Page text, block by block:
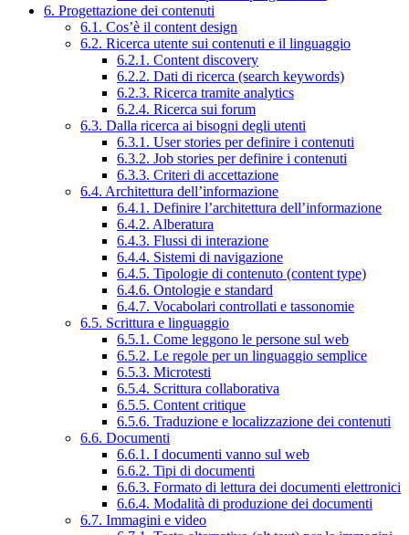
6. Progettazione dei contenuti
6.1. Cos’è il content design
6.2. Ricerca utente sui contenuti e il linguaggio
6.2.1. Content discovery
6.2.2. Dati di ricerca (search keywords)
6.2.3. Ricerca tramite analytics
6.2.4. Ricerca sui forum
6.3. Dalla ricerca ai bisogni degli utenti
6.3.1. User stories per definire i contenuti
6.3.2. Job stories per definire i contenuti
6.3.3. Criteri di accettazione
6.4. Architettura dell’informazione
6.4.1. Definire l’architettura dell’informazione
6.4.2. Alberatura
6.4.3. Flussi di interazione
6.4.4. Sistemi di navigazione
6.4.5. Tipologie di contenuto (content type)
6.4.6. Ontologie e standard
6.4.7. Vocabolari controllati e tassonomie
6.5. Scrittura e linguaggio
6.5.1. Come leggono le persone sul web
6.5.2. Le regole per un linguaggio semplice
6.5.3. Microtesti
6.5.4. Scrittura collaborativa
6.5.5. Content critique
6.5.6. Traduzione e localizzazione dei contenuti
6.6. Documenti
6.6.1. I documenti vanno sul web
6.6.2. Tipi di documenti
6.6.3. Formato di lettura dei documenti elettronici
6.6.4. Modalità di produzione dei documenti
6.7. Immagini e video